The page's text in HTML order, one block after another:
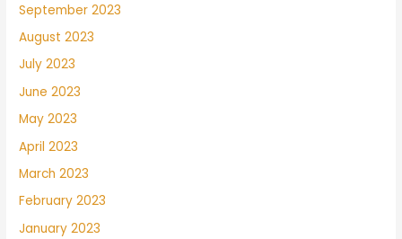
September 2023
August 2023
July 2023
June 2023
May 2023
April 2023
March 2023
February 2023
January 2023